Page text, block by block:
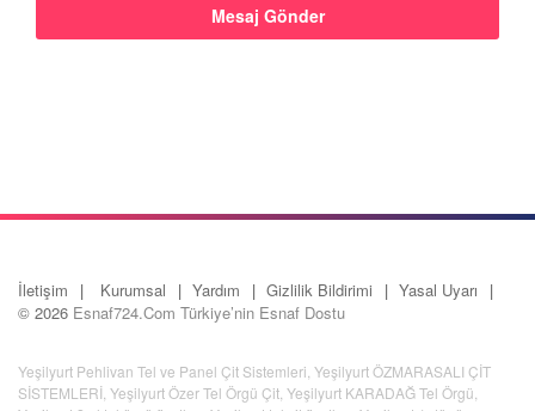
İletişim Kurumsal Yardım Gizlilik Bildirimi
Yasal Uyarı
© 2026 Esnaf724.Com Türkiye’nin Esnaf Dostu
Yeşilyurt Pehlivan Tel ve Panel Çit Sistemleri Yeşilyurt ÖZMARASALI ÇİT
SİSTEMLERİ Yeşilyurt Özer Tel Örgü Çit Yeşilyurt KARADAĞ Tel Örgü